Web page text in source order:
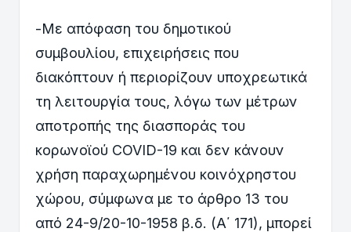
-Με απόφαση του δημοτικού
συμβουλίου, επιχειρήσεις που
διακόπτουν ή περιορίζουν υποχρεωτικά
τη λειτουργία τους, λόγω των μέτρων
αποτροπής της διασποράς του
κορωνοϊού COVID-19 και δεν κάνουν
χρήση παραχωρημένου κοινόχρηστου
χώρου, σύμφωνα με το άρθρο 13 του
από 24-9/20-10-1958 β.δ. (Α΄ 171), μπορεί